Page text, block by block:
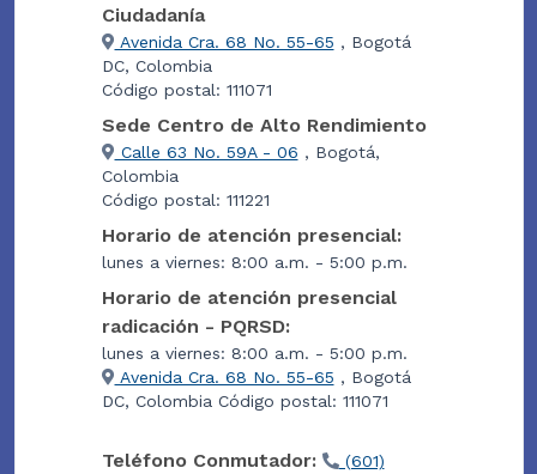
Ciudadanía
Avenida Cra. 68 No. 55-65 , Bogotá
DC, Colombia
Código postal: 111071
Sede Centro de Alto Rendimiento
Calle 63 No. 59A - 06 , Bogotá,
Colombia
Código postal: 111221
Horario de atención presencial:
lunes a viernes: 8:00 a.m. - 5:00 p.m.
Horario de atención presencial
radicación - PQRSD:
lunes a viernes: 8:00 a.m. - 5:00 p.m.
Avenida Cra. 68 No. 55-65 , Bogotá
DC, Colombia Código postal: 111071
Teléfono Conmutador:
(601)